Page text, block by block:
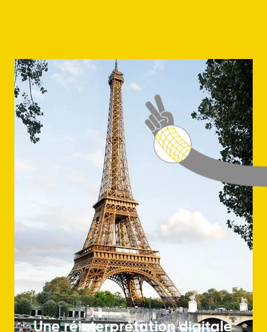
Une réinterprétation digitale
tech